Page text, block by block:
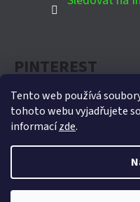
Tento web používá
tohoto webu vyjadřujete
informacízde.
PINTEREST
Oficiální partner
Copyright 2026